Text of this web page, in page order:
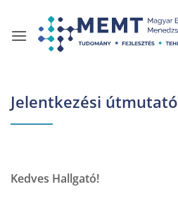
content
Jelentkezési útmutató
Kedves Hallgató!